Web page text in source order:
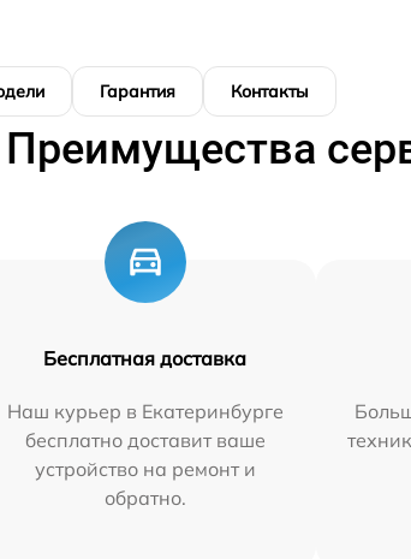
Гарантия Контакты
Преимущества
Бесплатная доставка
Наш курьер в Екатеринбурге
бесплатно доставит ваше
устройство на ремонт и
обратно.